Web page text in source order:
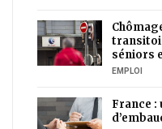
séniors
EMPLOI
France :